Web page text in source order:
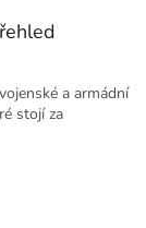
a armádní
stojí za